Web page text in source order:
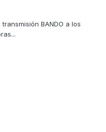
BANDO a los